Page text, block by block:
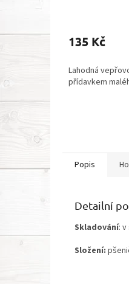
135 Kč
Lahodná
přídavkem
Popis
Detailní
Skladování:
Složení: